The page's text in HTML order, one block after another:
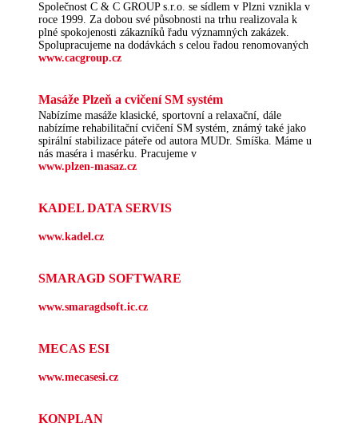
Společnost C & C GROUP s.r.o. se sídlem v Plzni vznikla v
roce 1999. Za dobou své působnosti na trhu realizovala k
plné spokojenosti zákazníků řadu významných zakázek.
Spolupracujeme na dodávkách s celou řadou renomovaných
www.cacgroup.cz
Masáže Plzeň a cvičení SM systém
Nabízíme masáže klasické, sportovní a relaxační, dále
nabízíme rehabilitační cvičení SM systém, známý také jako
spirální stabilizace páteře od autora MUDr. Smíška. Máme u
nás maséra i masérku. Pracujeme v
www.plzen-masaz.cz
KADEL DATA SERVIS
www.kadel.cz
SMARAGD SOFTWARE
www.smaragdsoft.ic.cz
MECAS ESI
www.mecasesi.cz
KONPLAN